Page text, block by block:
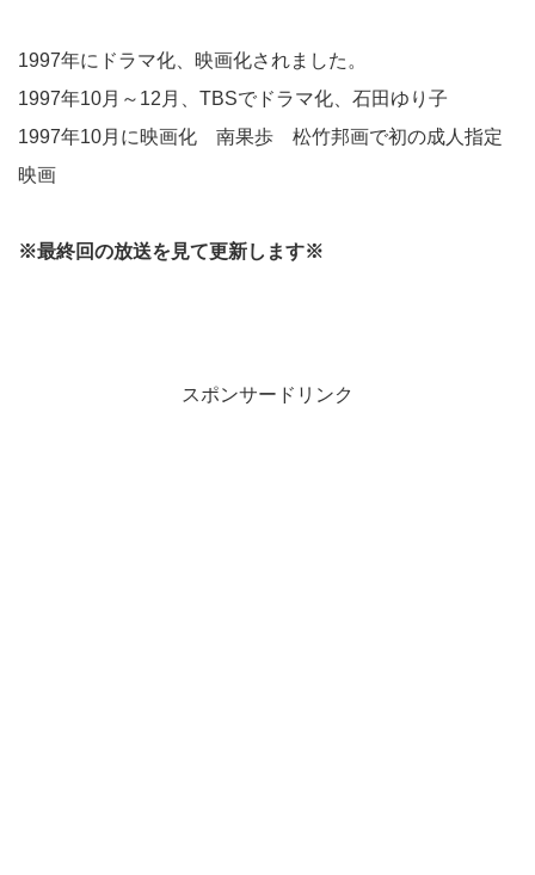
1997年にドラマ化、映画化されました。
1997年10月～12月、TBSでドラマ化、石田ゆり子
1997年10月に映画化 南果歩 松竹邦画で初の成人指定
映画
※最終回の放送を見て更新します※
スポンサードリンク